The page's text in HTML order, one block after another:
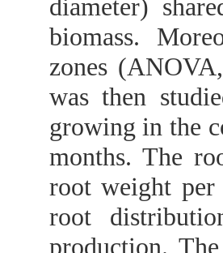
diameter)
biomass.
zones
was then
growing in the
months. The
root weight
root
production.